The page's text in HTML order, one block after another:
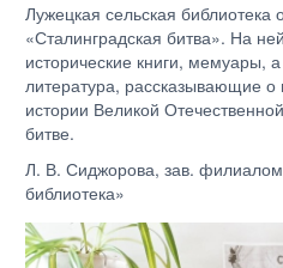
Лужецкая сельская
«Сталинградская битва». На
исторические книги, мемуары,
литература, рассказывающие о
истории Великой
битве.
Л. В. Сиджорова, зав.
библиотека»